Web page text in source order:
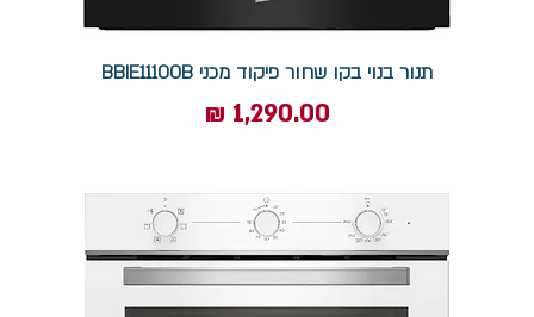
תנור בנוי בקו שחור פיקוד מכני BBIE11100B
מחיר